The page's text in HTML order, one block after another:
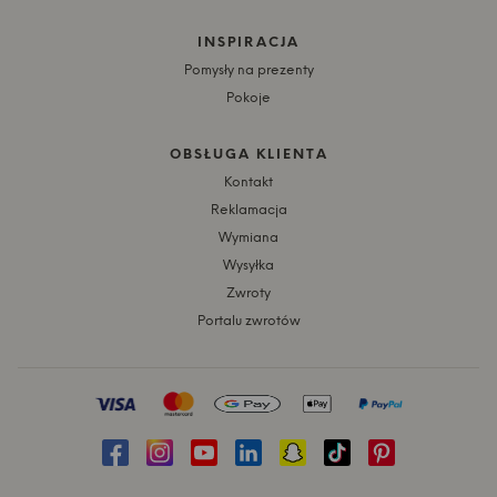
INSPIRACJA
Pomysły na prezenty
Pokoje
OBSŁUGA KLIENTA
Kontakt
Reklamacja
Wymiana
Wysyłka
Zwroty
Portalu zwrotów